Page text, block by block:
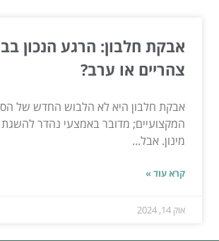
אבקת חלבון: הרגע הנכון
צהריים או ערב?
אבקת חלבון היא לא הלבוש החדש של
המקצועיים; מדובר באמצעי נהדר להשגת
מינון. אבל...
קרא עוד »
אוק 14, 2024